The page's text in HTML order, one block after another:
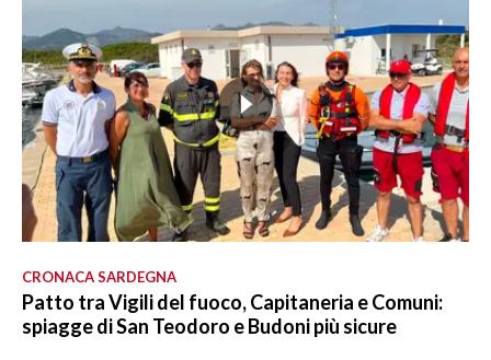
CRONACA SARDEGNA
Patto tra Vigili del fuoco, Capitaneria e Comuni:
spiagge di San Teodoro e Budoni più sicure